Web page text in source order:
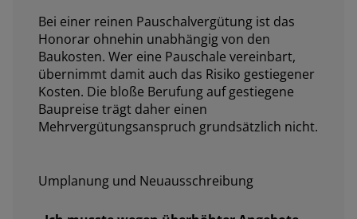
Bei einer reinen Pauschalvergütung ist das
Honorar ohnehin unabhängig von den
Baukosten. Wer eine Pauschale vereinbart,
übernimmt damit auch das Risiko gestiegener
Kosten. Die bloße Berufung auf gestiegene
Baupreise trägt daher einen
Mehrvergütungsanspruch grundsätzlich nicht.
Umplanung und Neuausschreibung